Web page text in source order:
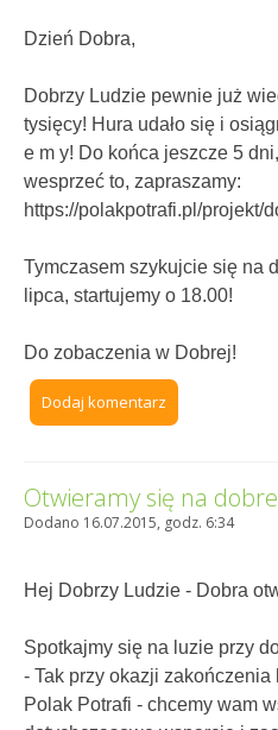
Dzień Dobra,
Dobrzy Ludzie pewnie już
tysięcy! Hura udało się i
e m y! Do końca jeszcze 5
wesprzeć to, zapraszamy:
https://polakpotrafi.pl/projekt/
Tymczasem szykujcie się na
lipca, startujemy o 18.00!
Do zobaczenia w Dobrej!
Dodaj komentarz
Otwieramy się na
Dodano 16.07.2015, godz. 6:34
Hej Dobrzy Ludzie - Dobra
Spotkajmy się na luzie przy
- Tak przy okazji
Polak Potrafi - chcemy wam